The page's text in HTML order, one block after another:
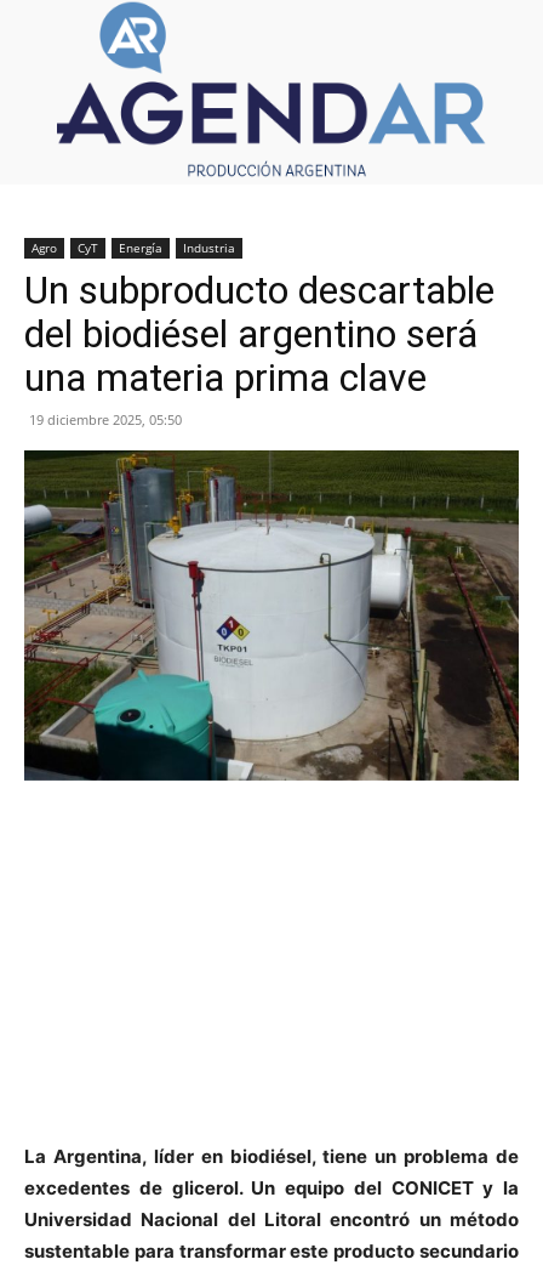
Agro CyT Energía Industria
Un subproducto descartable
del biodiésel argentino será
una materia prima clave
19 diciembre 2025, 05:50
La Argentina, líder en biodiésel, tiene un problema de
excedentes de glicerol. Un equipo del CONICET y la
Universidad Nacional del Litoral encontró un método
sustentable para transformar este producto secundario